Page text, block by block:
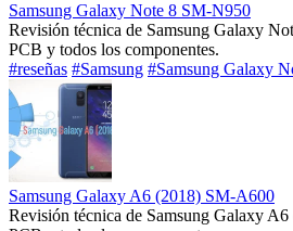
Samsung Galaxy Note 8 SM-N950
Revisión técnica de Samsung Galaxy
PCB y todos los componentes.
#reseñas #Samsung #Samsung Galaxy
Samsung Galaxy A6 (2018) SM-A600
Revisión técnica de Samsung Galaxy